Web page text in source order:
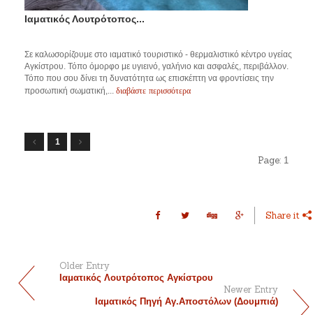
Ιαματικός Λουτρότοπος...
Σε καλωσορίζουμε στο ιαματικό τουριστικό - θερμαλιστικό κέντρο υγείας
Αγκίστρου. Τόπο όμορφο με υγιεινό, γαλήνιο και ασφαλές, περιβάλλον.
Τόπο που σου δίνει τη δυνατότητα ως επισκέπτη να φροντίσεις την
προσωπική σωματική,... διαβάστε περισσότερα
1
Page: 1
Share it
Older Entry
Ιαματικός Λουτρότοπος Αγκίστρου
Newer Entry
Ιαματικός Πηγή Αγ.Αποστόλων (Δουμπιά)